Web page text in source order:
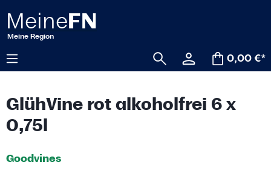
springen
0,00 €*
GlühVine rot alkoholfrei 6 x
0,75l
Goodvines